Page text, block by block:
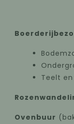
Teelt
Ovenbuur